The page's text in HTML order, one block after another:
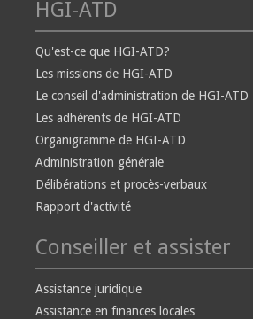
HGI-ATD
Qu'est-ce que HGI-ATD?
Les missions de HGI-ATD
Le conseil d'administration de HGI-ATD
Les adhérents de HGI-ATD
Organigramme de HGI-ATD
Administration générale
Délibérations et procès-verbaux
Rapport d'activité
Conseiller et assister
Assistance juridique
Assistance en finances locales